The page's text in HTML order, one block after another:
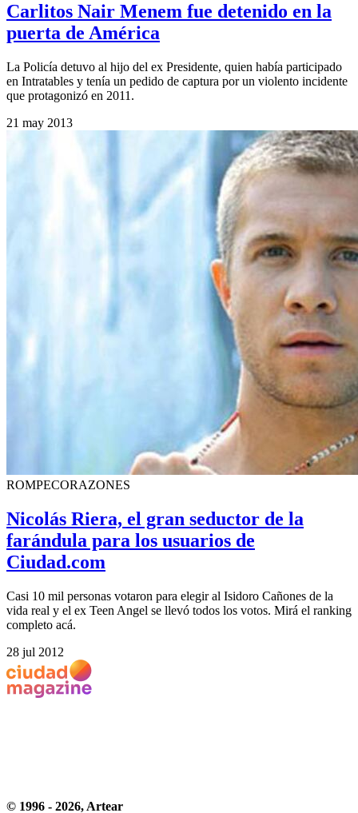
Carlitos Nair Menem fue detenido en la
puerta de América
La Policía detuvo al hijo del ex Presidente, quien había participado
en Intratables y tenía un pedido de captura por un violento incidente
que protagonizó en 2011.
21 may 2013
ROMPECORAZONES
Nicolás Riera, el gran seductor de la
farándula para los usuarios de
Ciudad.com
Casi 10 mil personas votaron para elegir al Isidoro Cañones de la
vida real y el ex Teen Angel se llevó todos los votos. Mirá el ranking
completo acá.
28 jul 2012
© 1996 - 2026, Artear